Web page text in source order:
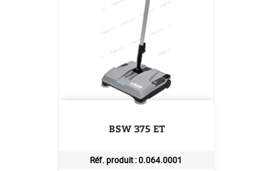
BSW 375 ET
Réf. produit :0.064.0001